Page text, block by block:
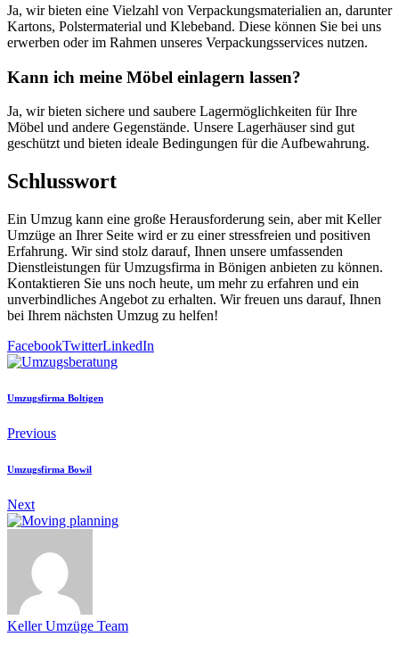
Ja, wir bieten eine Vielzahl von Verpackungsmaterialien an, darunter
Kartons, Polstermaterial und Klebeband. Diese können Sie bei uns
erwerben oder im Rahmen unseres Verpackungsservices nutzen.
Kann ich meine Möbel einlagern lassen?
Ja, wir bieten sichere und saubere Lagermöglichkeiten für Ihre
Möbel und andere Gegenstände. Unsere Lagerhäuser sind gut
geschützt und bieten ideale Bedingungen für die Aufbewahrung.
Schlusswort
Ein Umzug kann eine große Herausforderung sein, aber mit Keller
Umzüge an Ihrer Seite wird er zu einer stressfreien und positiven
Erfahrung. Wir sind stolz darauf, Ihnen unsere umfassenden
Dienstleistungen für Umzugsfirma in Bönigen anbieten zu können.
Kontaktieren Sie uns noch heute, um mehr zu erfahren und ein
unverbindliches Angebot zu erhalten. Wir freuen uns darauf, Ihnen
bei Ihrem nächsten Umzug zu helfen!
FacebookTwitterLinkedIn
Umzugsfirma Boltigen
Previous
Umzugsfirma Bowil
Next
Keller Umzüge Team